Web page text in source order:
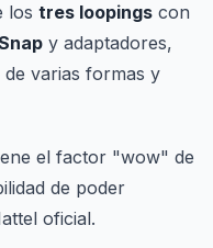
los tres loopings con
y adaptadores,
varias formas y
el factor "wow" de
de poder
oficial.